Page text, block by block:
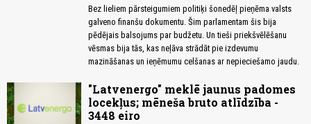
Bez lieliem pārsteigumiem politiķi šonedēļ pieņēma valsts
galveno finanšu dokumentu. Šim parlamentam šis bija
pēdējais balsojums par budžetu. Un tieši priekšvēlēšanu
vēsmas bija tās, kas neļāva strādāt pie izdevumu
mazināšanas un ieņēmumu celšanas ar nepieciešamo jaudu.
"Latvenergo" meklē jaunus padomes
locekļus; mēneša bruto atlīdzība -
3448 eiro